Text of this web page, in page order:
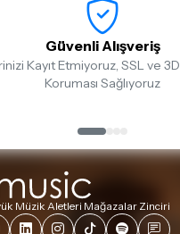
Güvenli Alışveriş
Kayıt Etmiyoruz, SSL ve
Koruması Sağlıyoruz
Müzik Aletleri Mağazalar Zinciri